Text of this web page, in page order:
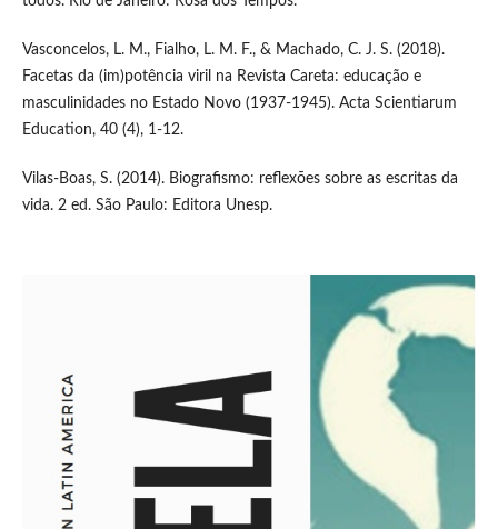
Vasconcelos, L. M., Fialho, L. M. F., & Machado, C. J. S. (2018).
Facetas da (im)potência viril na Revista Careta: educação e
masculinidades no Estado Novo (1937-1945). Acta Scientiarum
Education, 40 (4), 1-12.
Vilas-Boas, S. (2014). Biografismo: reflexões sobre as escritas da
vida. 2 ed. São Paulo: Editora Unesp.